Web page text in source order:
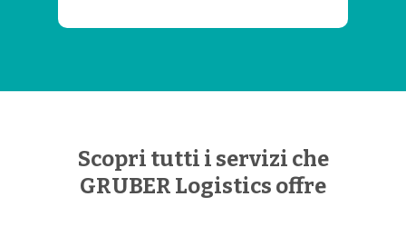
Scopri tutti i servizi che
GRUBER Logistics offre